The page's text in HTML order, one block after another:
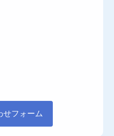
せフォーム